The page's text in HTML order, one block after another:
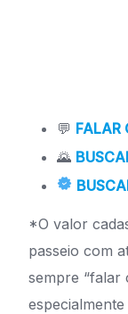
💬 FALAR
🌄
*O valor
passeio com
sempre “falar